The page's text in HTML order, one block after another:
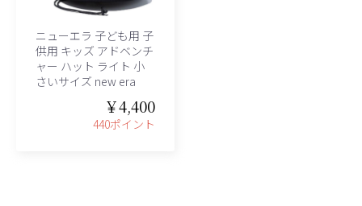
ニューエラ 子ども用 子
供用 キッズ アドベンチ
ャー ハット ライト 小
さいサイズ new era
￥4,400
440ポイント